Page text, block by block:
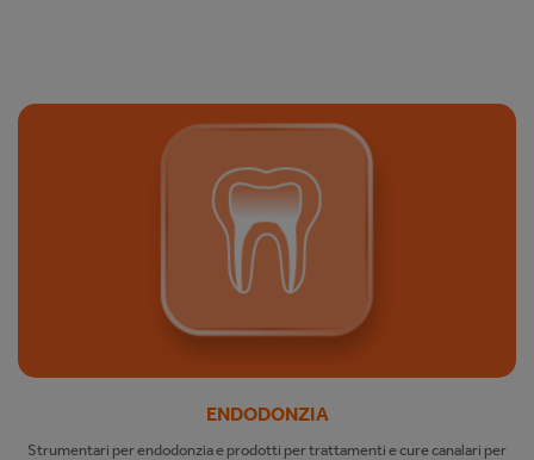
ENDODONZIA
Strumentari per endodonzia e prodotti per trattamenti e cure canalari per